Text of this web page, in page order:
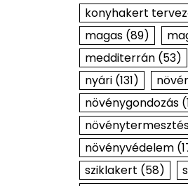
konyhakert
magas(89)
medditerrán(53)
nyári(131)
növénygondozás
növényvédelem
sziklakert (58)